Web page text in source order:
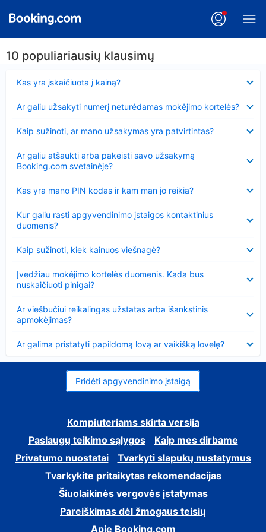
10 populiariausių klausimų
Kas yra įskaičiuota į kainą?
Ar galiu užsakyti numerį neturėdamas mokėjimo kortelės?
Kaip sužinoti, ar mano užsakymas yra patvirtintas?
Ar galiu atšaukti arba pakeisti savo užsakymą
Booking.com svetainėje?
Kas yra mano PIN kodas ir kam man jo reikia?
Kur galiu rasti apgyvendinimo įstaigos kontaktinius
duomenis?
Kaip sužinoti, kiek kainuos viešnagė?
Įvedžiau mokėjimo kortelės duomenis. Kada bus
nuskaičiuoti pinigai?
Ar viešbučiui reikalingas užstatas arba išankstinis
apmokėjimas?
Ar galima pristatyti papildomą lovą ar vaikišką lovelę?
Pridėti apgyvendinimo įstaigą
Kompiuteriams skirta versija
Paslaugų teikimo sąlygos
Kaip mes dirbame
Privatumo nuostatai
Tvarkyti slapukų nustatymus
Tvarkykite pritaikytas rekomendacijas
Šiuolaikinės vergovės įstatymas
Pareiškimas dėl žmogaus teisių
Apie Booking.com